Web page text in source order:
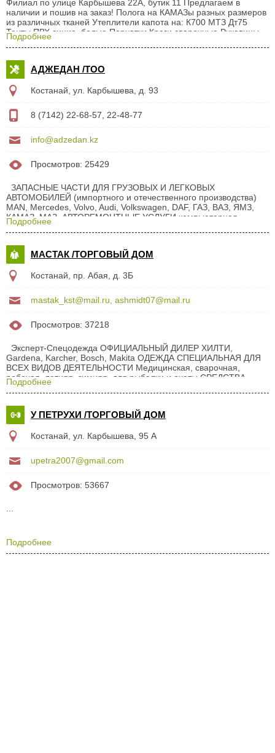
Филиал по улице Карбышева 22А, бутик 11 Предлагаем в
наличии и пошив на заказ! Полога на КАМАЗы разных размеров
из различных тканей Утеплители капота на: К700 МТЗ Дт75
Тенты ПВХ синие, белые Перчатки Краги сварочные Рукавицы
Мешки Техсалфетки Щитки защитные Маски защитные Маски
"Интерскол" (Россия) Респираторы: У-2К РУ-60М Каски
защитные строительные Спецодежда Костюм сварщика Плащи
Дождевики Фартуки Жилеты...
Подробнее
АДЖЕДАН /ТОО
Костанай, ул. Карбышева, д. 93
8 (7142) 22-68-57, 22-48-77
info@adzedan.kz
Просмотров: 25429
ЗАПАСНЫЕ ЧАСТИ ДЛЯ ГРУЗОВЫХ И ЛЕГКОВЫХ
АВТОМОБИЛЕЙ (импортного и отечественного производства)
MAN, Mercedes, Volvo, Audi, Volkswagen, DAF, ГАЗ, ВАЗ, ЯМЗ,
КАМАЗ, МАЗ. АВТОРЕМОНТНЫЕ УСЛУГИ компьютерная
диагностика грузовых автомобилей ремонт и регулировка ТНВД
пальцы), компрессоры, шатуны, масляные радиаторы, водяные
и масляные насосы и ремкомплекты, шестерни, болты,
прокладки ЭЛЕКТРООБОРУДОВАНИЕ стартеры, генераторы,
датчики, реле, свечи накала и зажигания ЗАПАСНЫЕ ЧАСТИ
реле, обмотки,...
Подробнее
МАСТАК /ТОРГОВЫЙ ДОМ
Костанай, пр. Абая, д. 3Б
mastak_kst@mail.ru, ashmidt07@mail.ru
Просмотров: 37218
Эксперт-Спецодежда ОФИЦИАЛЬНЫЙ ДИЛЕР ХИЛТИ,
Gardena, Karcher, Bosch, Makita ОДЕЖДА СПЕЦИАЛЬНАЯ ДЛЯ
ВСЕХ ВИДОВ ДЕЯТЕЛЬНОСТИ Медицинская, сварочная,
рабочая, летняя, зимняя, для рыбалки и охоты СРЕДСТВА
ЗАЩИТЫ Каски, перчатки, очки, респираторы, монтажные пояса
и стелькой и без них ШВЕЙНАЯ ФУРНИТУРА пуговицы, молнии,
нитки и т.д. ПОШИВ НАЦИОНАЛЬНОЙ И СЦЕНИЧЕСКОЙ
ОДЕЖДЫ Русская, казахская, украинская и т.д. ШТОРЫ И
ОДЕЖДА СЦЕНЫ ПЛЕДЫ пр-во: Казахстан, Россия, Турция
Подробнее
У ПЕТРУХИ /ТОРГОВЫЙ ДОМ
Костанай, ул. Карбышева, 95 А
upetra2007@gmail.com
Просмотров: 53667
Подробнее